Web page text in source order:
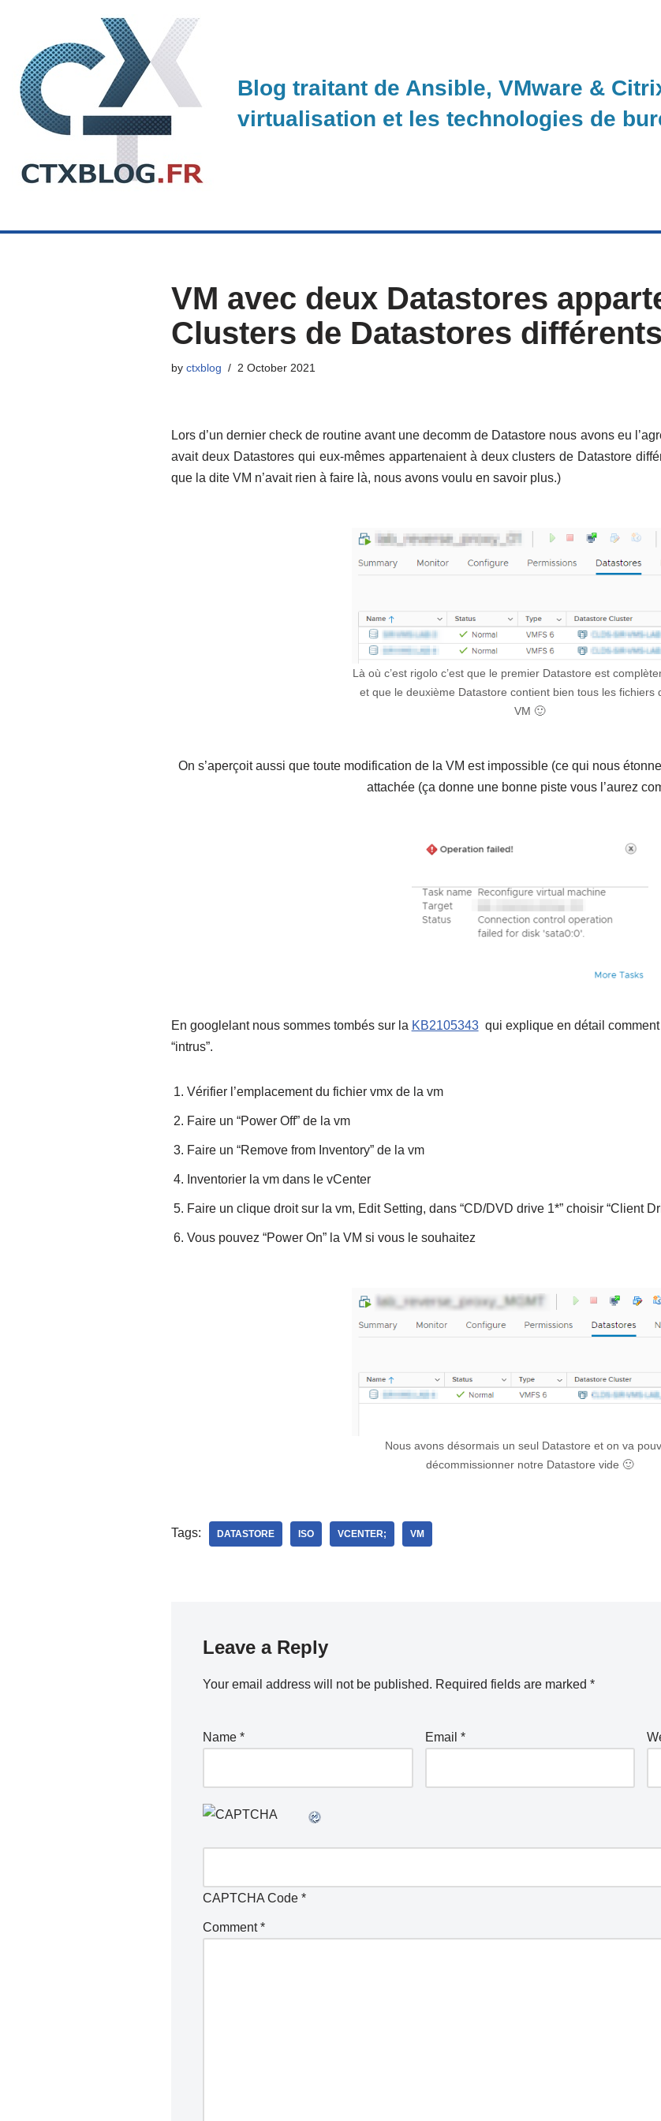
content
Blog traitant de Ansible, VMware &
virtualisation et les technologies de
VM avec deux Datastores
Clusters de Datastores différents
by ctxblog 2 October 2021
Lors d’un dernier check de routine avant une decomm de Datastore nous avons eu
avait deux Datastores qui eux-mêmes appartenaient à deux clusters de Datastore
que la dite VM n’avait rien à faire là, nous avons voulu en savoir plus.)
Là où c’est rigolo c’est que le premier Datastore est
et que le deuxième Datastore contient bien tous les fichiers
VM 🙂
On s’aperçoit aussi que toute modification de la VM est impossible (ce qui nous
attachée (ça donne une bonne piste vous l’aurez
En googlelant nous sommes tombés sur la KB2105343qui explique en détail comment
“intrus”.
Vérifier l’emplacement du fichier vmx de la vm
Faire un “Power Off” de la vm
Faire un “Remove from Inventory” de la vm
Inventorier la vm dans le vCenter
Faire un clique droit sur la vm, Edit Setting, dans “CD/DVD drive 1*” choisir “Client
Vous pouvez “Power On” la VM si vous le souhaitez
Nous avons désormais un seul Datastore et on va
décommissionner notre Datastore vide 🙂
Tags: DATASTORE ISO VCENTER; VM
Leave a Reply
Your email address will not be published. Required fields are marked *
Name * Email *
CAPTCHA Code*
Comment*